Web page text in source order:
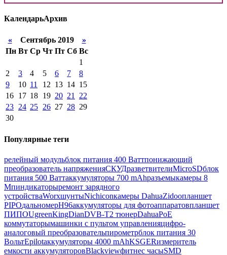
КалендарьАрхив
«Сентябрь 2019 »
Пн Вт Ср Чт Пт Сб Вс
1
2
3 4 5 6 7
8
9
10 11 12 13 14 15
16 17 18 19 20 21
22
23 24 25 26 27 28 29
30
Популярные теги
релейный модульблок питания 400 Ваттпонижающий
преобразователь напряженияСКУДразветвителиMicroSDблок
питания 500 Ваттаккумуляторы 700 mAhразъемыкамеры 8
Мпиндикаторыремонт зарядного
устройстваWorxшунтыNichiconкамеры DahuaZidooпланшет
PIPOдальномерH96аккумуляторы для фотоаппаратовпланшет
ПИПОUgreenKingDianDVB-T2 тюнерDahuaPoE
коммутаторымашинки с пультом управленияцифро-
аналоговый преобразовательпирометрблок питания 30
ВольтEpilotаккумуляторы 4000 mAhKSGERизмеритель
емкости аккумуляторовBlackviewфитнес часыSMD